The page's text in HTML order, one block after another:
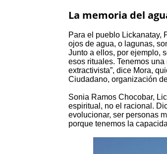
La memoria del
Para el pueblo Lickanatay,
ojos de agua, o lagunas,
Junto a ellos, por ejemplo,
esos rituales. Tenemos
extractivista”, dice Mora,
Ciudadano, organización
Sonia Ramos Chocobar,
espiritual, no el racional.
evolucionar, ser personas
porque tenemos la